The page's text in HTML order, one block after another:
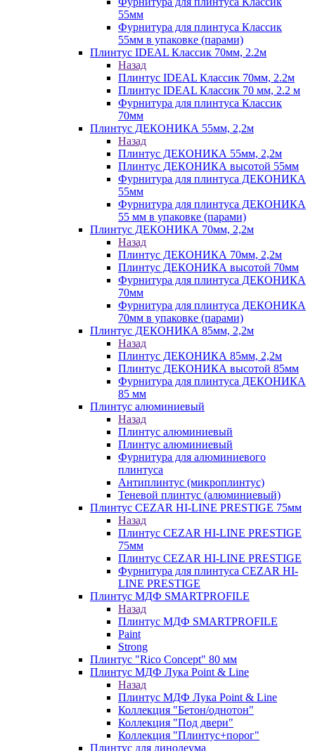
55мм
Фурнитура для плинтуса Классик
55мм в упаковке (парами)
Плинтус IDEAL Классик 70мм, 2.2м
Назад
Плинтус IDEAL Классик 70мм, 2.2м
Плинтус IDEAL Классик 70 мм, 2.2 м
Фурнитура для плинтуса Классик
70мм
Плинтус ДЕКОНИКА 55мм, 2,2м
Назад
Плинтус ДЕКОНИКА 55мм, 2,2м
Плинтус ДЕКОНИКА высотой 55мм
Фурнитура для плинтуса ДЕКОНИКА
55мм
Фурнитура для плинтуса ДЕКОНИКА
55 мм в упаковке (парами)
Плинтус ДЕКОНИКА 70мм, 2,2м
Назад
Плинтус ДЕКОНИКА 70мм, 2,2м
Плинтус ДЕКОНИКА высотой 70мм
Фурнитура для плинтуса ДЕКОНИКА
70мм
Фурнитура для плинтуса ДЕКОНИКА
70мм в упаковке (парами)
Плинтус ДЕКОНИКА 85мм, 2,2м
Назад
Плинтус ДЕКОНИКА 85мм, 2,2м
Плинтус ДЕКОНИКА высотой 85мм
Фурнитура для плинтуса ДЕКОНИКА
85 мм
Плинтус алюминиевый
Назад
Плинтус алюминиевый
Плинтус алюминиевый
Фурнитура для алюминиевого
плинтуса
Антиплинтус (микроплинтус)
Теневой плинтус (алюминиевый)
Плинтус CEZAR HI-LINE PRESTIGE 75мм
Назад
Плинтус CEZAR HI-LINE PRESTIGE
75мм
Плинтус CEZAR HI-LINE PRESTIGE
Фурнитура для плинтуса CEZAR HI-
LINE PRESTIGE
Плинтус МДФ SMARTPROFILE
Назад
Плинтус МДФ SMARTPROFILE
Paint
Strong
Плинтус "Rico Concept" 80 мм
Плинтус МДФ Лука Point & Line
Назад
Плинтус МДФ Лука Point & Line
Коллекция "Бетон/однотон"
Коллекция "Под двери"
Коллекция "Плинтус+порог"
Плинтус для линолеума